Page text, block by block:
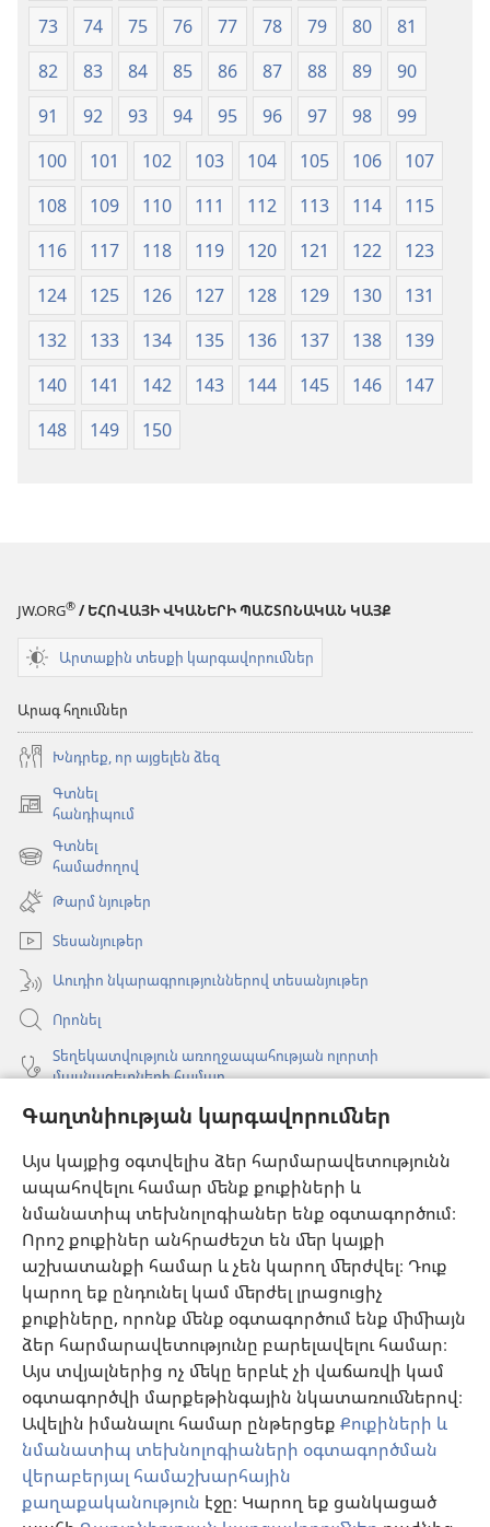
Գաղտնիության կարգավորումներ
Այս կայքից օգտվելիս ձեր հարմարավետությունն
ապահովելու համար մենք քուքիների և
նմանատիպ տեխնոլոգիաներ ենք օգտագործում։
Որոշ քուքիներ անհրաժեշտ են մեր կայքի
աշխատանքի համար և չեն կարող մերժվել։ Դուք
կարող եք ընդունել կամ մերժել լրացուցիչ
քուքիները, որոնք մենք օգտագործում ենք միմիայն
ձեր հարմարավետությունը բարելավելու համար։
Այս տվյալներից ոչ մեկը երբևէ չի վաճառվի կամ
օգտագործվի մարքեթինգային նկատառումներով։
Ավելին իմանալու համար ընթերցեք Քուքիների և
նմանատիպ տեխնոլոգիաների օգտագործման
վերաբերյալ համաշխարհային
քաղաքականություն էջը։ Կարող եք ցանկացած
73
74 75 76 77 78 79 80
81
82
83 84 85 86 87 88 89
90
91
92 93 94 95 96 97 98
99
100
101 102 103 104 105 106
107
108
109 110 111 112 113 114
115
116
117 118 119 120 121 122
123
124
125 126 127 128 129 130
131
132
133 134 135 136 137 138
139
140
141 142 143 144 145 146
147
148
149 150
JW.ORG® / ԵՀՈՎԱՅԻ ՎԿԱՆԵՐԻ ՊԱՇՏՈՆԱԿԱՆ ԿԱՅՔ
Արտաքին տեսքի կարգավորումներ
Արագ հղումներ
Խնդրեք, որ այցելեն ձեզ
Գտնել
հանդիպում
(բացվում
նոր
պատուհան)
Գտնել
համաժողով
(բացվում
նոր
պատուհան)
Թարմ նյութեր
Տեսանյութեր
Աուդիո նկարագրություններով տեսանյութեր
Որոնել
Տեղեկատվություն առողջապահության ոլորտի
մասնագետների համար
Գլոբալ հաղորդակցություն
Օգնություն
Նվիրատվություններ
(բացվում
է
նոր
պատուհան)
Դիտարանի ՕՆԼԱՅՆ ԳՐԱԴԱՐԱՆ
(բացվում
է
նոր
պատուհան)
JW Hub
(բացվում
է
նոր
պատուհան)
JW Library® հավելված
Watchtower Library